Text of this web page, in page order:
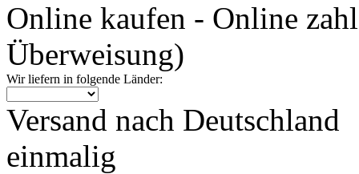
Online kaufen - Online
Überweisung)
Wir liefern in folgende Länder:
Versand nach Deutschland
einmalig